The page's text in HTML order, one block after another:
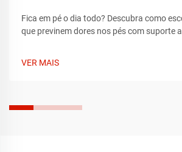
Fica em pé o dia todo? Descubra como
que previnem dores nos pés com suporte
VER MAIS